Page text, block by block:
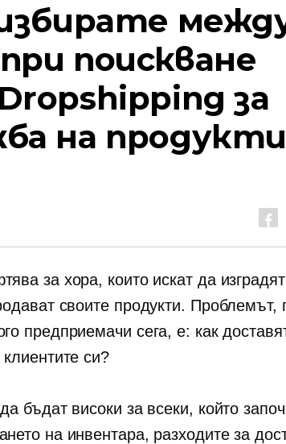
поискване
за
на продукти
за хора, които искат да
своите продукти. Проблемът,
предприемачи сега, е: как
си?
бъдат високи за всеки, който
на инвентара, разходите за